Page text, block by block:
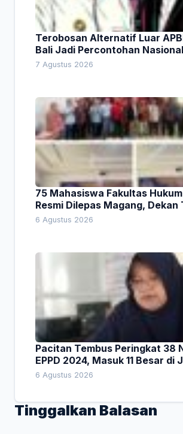
Terobosan Alternatif Luar
Bali Jadi Percontohan Nasional
Pembiayaan Daerah
7 Agustus 2026
75 Mahasiswa Fakultas
Resmi Dilepas Magang, Dekan
Empat Pesan Penting
6 Agustus 2026
Pacitan Tembus Peringkat 38
EPPD 2024, Masuk 11 Besar di
6 Agustus 2026
Tinggalkan Balasan